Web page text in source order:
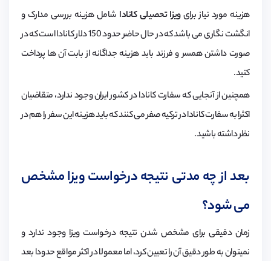
هزینه مورد نیاز برایویزا تحصیلی کانادا شامل هزینه بررسی مدارک و
انگشت نگاری می باشد که در حال حاضر حدود 150 دلار کانادا است که در
صورت داشتن همسر و فرزند باید هزینه جداگانه از بابت آن ها پرداخت
کنید.
همچنین از آنجایی که سفارت کانادا در کشور ایران وجود ندارد، متقاضیان
اکثرا به سفارت کانادا در ترکیه صفر می کنند که باید هزینه این سفر را هم در
نظر داشته باشید.
بعد از چه مدتی نتیجه درخواست ویزا مشخص
می شود؟
زمان دقیقی برای مشخص شدن نتیجه درخواست ویزا وجود ندارد و
نمیتوان به طور دقیق آن را تعیین کرد، اما معمولا در اکثر مواقع حدودا بعد